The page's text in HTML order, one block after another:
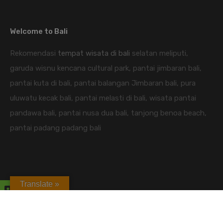
Welcome to Bali
Rekomendasi tempat wisata di bali selatan meliputi,
garuda wisnu kencana cultural park, pantai jimbaran bali,
pantai kuta di bali, pantai balangan Jimbaran bali, pura
uluwatu kecak bali, pantai melasti di bali, wisata pantai
pandawa bali, pantai nusa dua bali, tanjong benoa beach,
pantai padang padang bali
Translate »